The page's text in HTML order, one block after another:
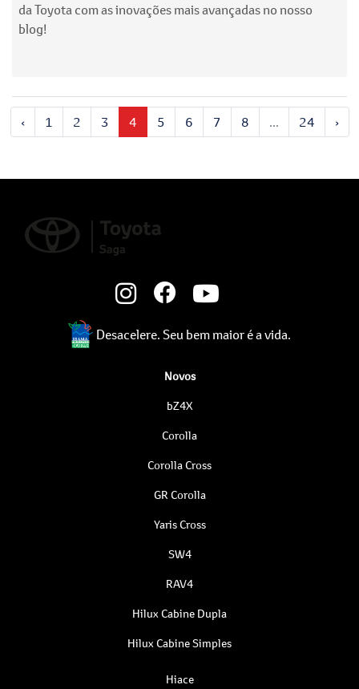
da Toyota com as inovações mais avançadas no nosso
blog!
‹ 1 2 3 4 5 6 7 8 ... 24 ›
Desacelere. Seu bem maior é a vida.
Novos
bZ4X
Corolla
Corolla Cross
GR Corolla
Yaris Cross
SW4
RAV4
Hilux Cabine Dupla
Hilux Cabine Simples
Hiace